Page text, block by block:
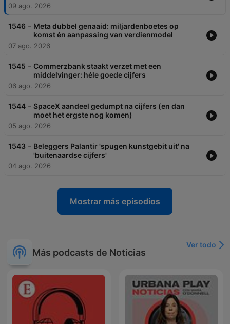
09 ago. 2026
1546 - Meta dubbel genaaid: miljardenboetes op
komst én aanpassing van verdienmodel
07 ago. 2026
1545 - Commerzbank staakt verzet met een
middelvinger: héle goede cijfers
06 ago. 2026
1544 - SpaceX aandeel gedumpt na cijfers (en dan
moet het ergste nog komen)
05 ago. 2026
1543 - Beleggers Palantir 'spugen kunstgebit uit' na
'buitenaardse cijfers'
04 ago. 2026
Mostrar más episodios
Más podcasts de Noticias
Ver todo